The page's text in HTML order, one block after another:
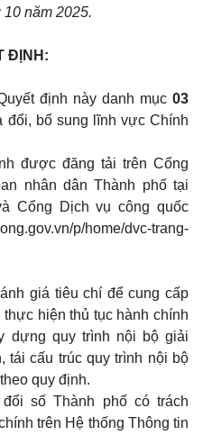
năm 2025.
ĐỊNH:
định này danh mục03
bổ sung lĩnh vực Chính
được đăng tải trên Cổng
nhân dân Thành phố tại
Cổng Dịch vụ công quốc
p/home/dvc-trang-
giá tiêu chí để cung cấp
hiện thủ tục hành chính
dựng quy trình nội bộ giải
tái cấu trúc quy trình nội bộ
quy định.
số Thành phố có trách
trên Hệ thống Thông tin